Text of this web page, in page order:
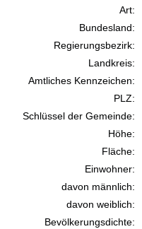
Art:
Bundesland:
Regierungsbezirk:
Landkreis:
Amtliches Kennzeichen:
PLZ:
Schlüssel der Gemeinde:
Höhe:
Fläche:
Einwohner:
davon männlich:
davon weiblich:
Bevölkerungsdichte: